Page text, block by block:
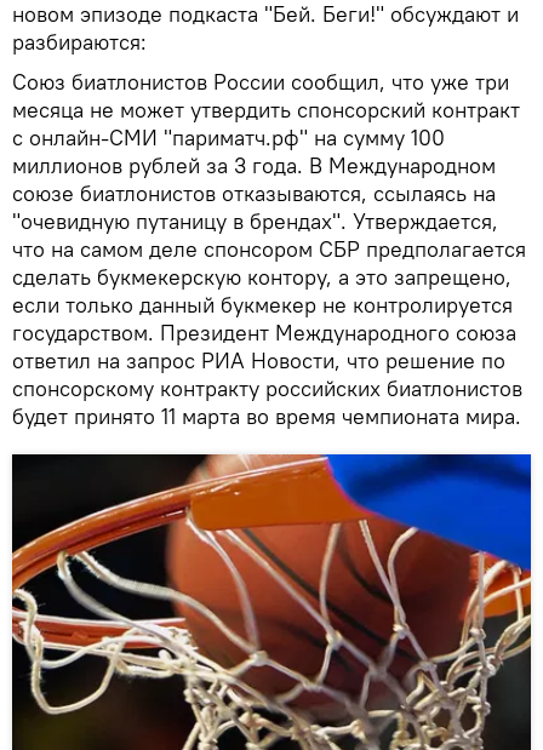
новом эпизоде подкаста "Бей. Беги!" обсуждают и
разбираются:
Союз биатлонистов России сообщил, что уже три
месяца не может утвердить спонсорский контракт
с онлайн-СМИ "париматч.рф" на сумму 100
миллионов рублей за 3 года. В Международном
союзе биатлонистов отказываются, ссылаясь на
"очевидную путаницу в брендах". Утверждается,
что на самом деле спонсором СБР предполагается
сделать букмекерскую контору, а это запрещено,
если только данный букмекер не контролируется
государством. Президент Международного союза
ответил на запрос РИА Новости, что решение по
спонсорскому контракту российских биатлонистов
будет принято 11 марта во время чемпионата мира.